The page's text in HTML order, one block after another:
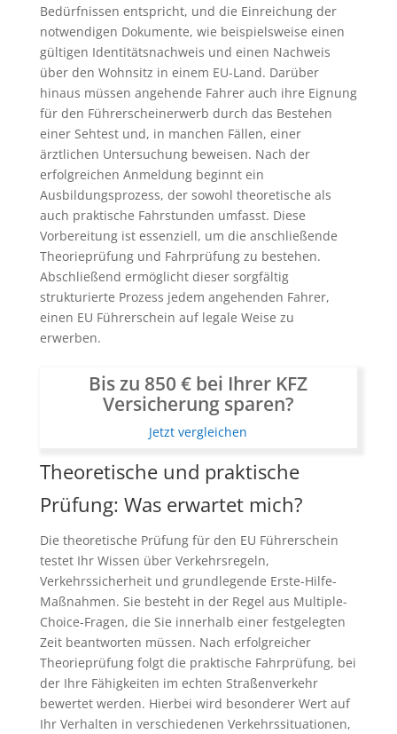
Bedürfnissen entspricht, und die Einreichung der
notwendigen Dokumente, wie beispielsweise einen
gültigen Identitätsnachweis und einen Nachweis
über den Wohnsitz in einem EU-Land. Darüber
hinaus müssen angehende Fahrer auch ihre Eignung
für den Führerscheinerwerb durch das Bestehen
einer Sehtest und, in manchen Fällen, einer
ärztlichen Untersuchung beweisen. Nach der
erfolgreichen Anmeldung beginnt ein
Ausbildungsprozess, der sowohl theoretische als
auch praktische Fahrstunden umfasst. Diese
Vorbereitung ist essenziell, um die anschließende
Theorieprüfung und Fahrprüfung zu bestehen.
Abschließend ermöglicht dieser sorgfältig
strukturierte Prozess jedem angehenden Fahrer,
einen EU Führerschein auf legale Weise zu
erwerben.
Bis zu 850 € bei Ihrer KFZ
Versicherung sparen?
Jetzt vergleichen
Theoretische und praktische
Prüfung: Was erwartet mich?
Die theoretische Prüfung für den EU Führerschein
testet Ihr Wissen über Verkehrsregeln,
Verkehrssicherheit und grundlegende Erste-Hilfe-
Maßnahmen. Sie besteht in der Regel aus Multiple-
Choice-Fragen, die Sie innerhalb einer festgelegten
Zeit beantworten müssen. Nach erfolgreicher
Theorieprüfung folgt die praktische Fahrprüfung, bei
der Ihre Fähigkeiten im echten Straßenverkehr
bewertet werden. Hierbei wird besonderer Wert auf
Ihr Verhalten in verschiedenen Verkehrssituationen,